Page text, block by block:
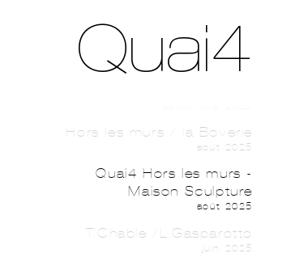
Quai4
2025
novembre 2025
Chaumont Martin /Lanzini
Hors les murs / la Boverie
août 2025
Quai4 Hors les murs -
Maison Sculpture
août 2025
T.Chable /L.Gasparotto
juin 2025